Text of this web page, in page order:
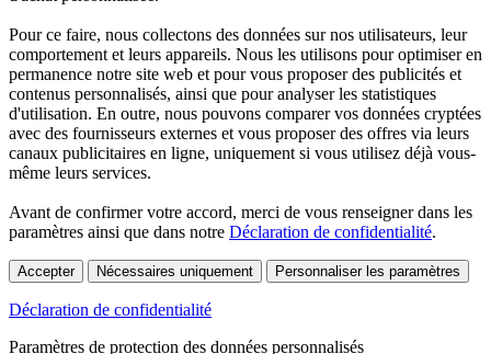
Pour ce faire, nous collectons des données sur nos utilisateurs, leur
comportement et leurs appareils. Nous les utilisons pour optimiser en
permanence notre site web et pour vous proposer des publicités et
contenus personnalisés, ainsi que pour analyser les statistiques
d'utilisation. En outre, nous pouvons comparer vos données cryptées
avec des fournisseurs externes et vous proposer des offres via leurs
canaux publicitaires en ligne, uniquement si vous utilisez déjà vous-
même leurs services.
Avant de confirmer votre accord, merci de vous renseigner dans les
paramètres ainsi que dans notre Déclaration de confidentialité.
Accepter Nécessaires uniquement Personnaliser les paramètres
Déclaration de confidentialité
Paramètres de protection des données personnalisés